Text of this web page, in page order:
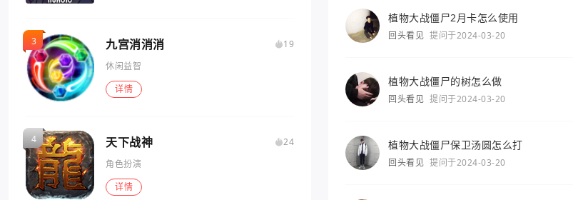
九宫消消消
19
休闲益智
详情
天下战神
24
角色扮演
详情
植物大战僵尸2月卡怎么使用
回头看见 提问于2024-03-20
植物大战僵尸的树怎么做
回头看见 提问于2024-03-20
植物大战僵尸保卫汤圆怎么打
回头看见 提问于2024-03-20